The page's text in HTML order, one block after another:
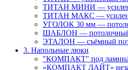
ТИТАН МИНИ —
ТИТАН МАКС —
УГОЛОК 30 мм —
ШАБЛОН —
ЭТАЛОН — съёмный
3. Напольные люки
"КОМПАКТ" под
«КОМПАКТ ЛАЙТ»